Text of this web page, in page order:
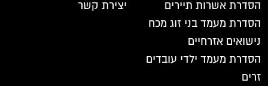
הסדרת אשרות תיירים
הסדרת מעמד בני זוג מכח
נישואים אזרחיים
הסדרת מעמד ילדי עובדים
זרים
יצירת קשר